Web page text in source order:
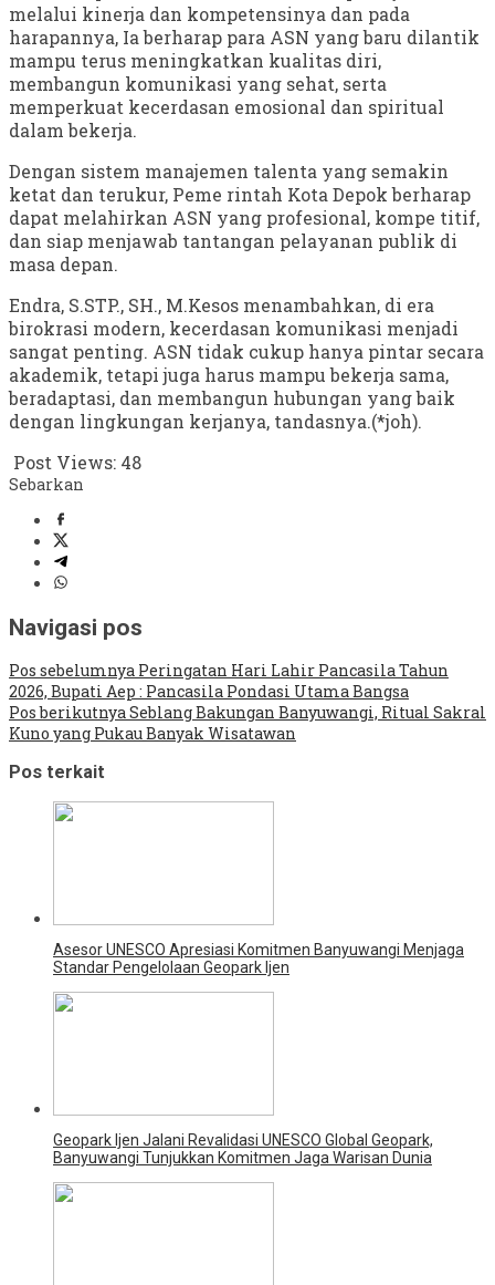
melalui kinerja dan kompetensinya dan pada
harapannya, Ia berharap para ASN yang baru dilantik
mampu terus meningkatkan kualitas diri,
membangun komunikasi yang sehat, serta
memperkuat kecerdasan emosional dan spiritual
dalam bekerja.
Dengan sistem manajemen talenta yang semakin
ketat dan terukur, Peme rintah Kota Depok berharap
dapat melahirkan ASN yang profesional, kompe titif,
dan siap menjawab tantangan pelayanan publik di
masa depan.
Endra, S.STP., SH., M.Kesos menambahkan, di era
birokrasi modern, kecerdasan komunikasi menjadi
sangat penting. ASN tidak cukup hanya pintar secara
akademik, tetapi juga harus mampu bekerja sama,
beradaptasi, dan membangun hubungan yang baik
dengan lingkungan kerjanya, tandasnya.(*joh).
Post Views: 48
Sebarkan
Navigasi pos
Pos sebelumnya Peringatan Hari Lahir Pancasila Tahun
2026, Bupati Aep : Pancasila Pondasi Utama Bangsa
Pos berikutnyaSeblang Bakungan Banyuwangi, Ritual Sakral
Kuno yang Pukau Banyak Wisatawan
Pos terkait
Asesor UNESCO Apresiasi Komitmen Banyuwangi Menjaga
Standar Pengelolaan Geopark Ijen
Geopark Ijen Jalani Revalidasi UNESCO Global Geopark,
Banyuwangi Tunjukkan Komitmen Jaga Warisan Dunia